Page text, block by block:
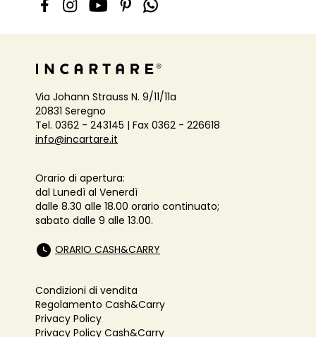
Via Johann Strauss N. 9/11/11a
20831 Seregno
Tel. 0362 - 243145 | Fax 0362 - 226618
info@incartare.it
Orario di apertura:
dal Lunedì al Venerdì
dalle 8.30 alle 18.00 orario continuato;
sabato dalle 9 alle 13.00.
ORARIO CASH&CARRY
Condizioni di vendita
Regolamento Cash&Carry
Privacy Policy
Privacy Policy Cash&Carry